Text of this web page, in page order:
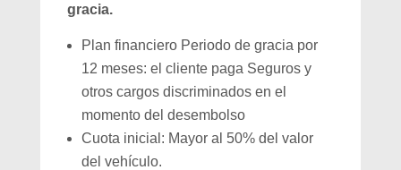
gracia.
Plan financiero Periodo de gracia por
12 meses: el cliente paga Seguros y
otros cargos discriminados en el
momento del desembolso
Cuota inicial: Mayor al 50% del valor
del vehículo.